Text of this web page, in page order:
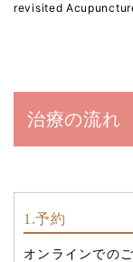
revisited
治療の流れ
1.予約
オンラインでの